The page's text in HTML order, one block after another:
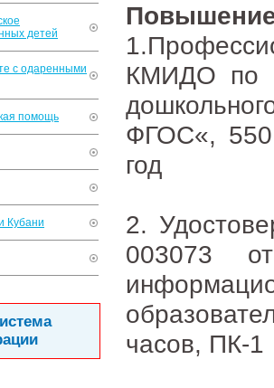
детей
с одаренными
помощь
Кубани
КМИДО по
ФГОС«,
год
2.
003073
часов, ПК-1